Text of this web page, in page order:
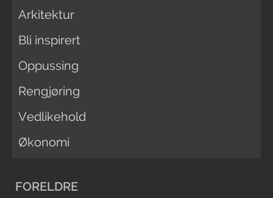
Arkitektur
Bli inspirert
Oppussing
Rengjøring
Vedlikehold
Økonomi
FORELDRE